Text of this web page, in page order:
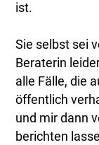
ist.
Sie selbst sei
Beraterin
alle Fälle, die
öffentlich
und mir dann
berichten